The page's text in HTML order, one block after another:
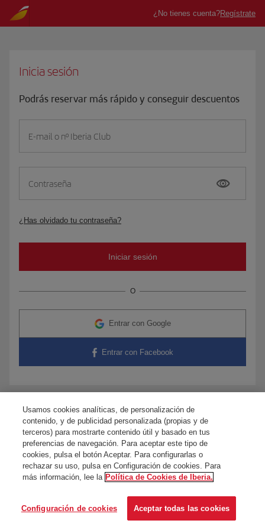
Inicia sesión
Podrás reservar más rápido y conseguir descuentos
E-mail o nº Iberia Club
Contraseña
¿Has olvidado tu contraseña?
O
Entrar con Google
Entrar con Facebook
¿Tienes dudas?Contacta con nosotros
Usamos cookies analíticas, de personalización de
contenido, y de publicidad personalizada (propias y de
terceros) para mostrarte contenido útil y basado en tus
preferencias de navegación. Para aceptar este tipo de
cookies, pulsa el botón Aceptar. Para configurarlas o
rechazar su uso, pulsa en Configuración de cookies. Para
más información, lee la Política de Cookies de Iberia.
Configuración de cookies Aceptar todas las cookies